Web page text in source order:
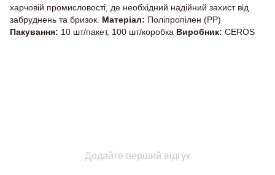
харчовій промисловості, де необхідний надійний захист від
забруднень та бризок. Матеріал: Поліпропілен (PP)
Пакування: 10 шт/пакет, 100 шт/коробка Виробник: CEROS
Додайте перший відгук